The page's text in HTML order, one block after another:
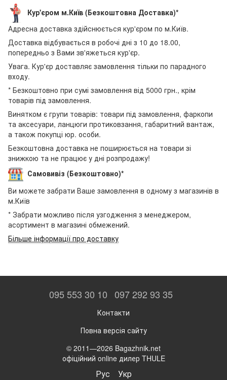
Кур'єром м.Київ (Безкоштовна Доставка)*
Адресна доставка здійснюється кур'єром по м.Київ.
Доставка відбувається в робочі дні з 10 до 18.00,
попередньо з Вами зв'яжеться кур'єр.
Увага. Кур'єр доставляє замовлення тільки по парадного
входу.
* Безкоштовно при сумі замовлення від 5000 грн., крім
товарів під замовлення.
Винятком є групи товарів: товари під замовлення, фаркопи
та аксесуари, ланцюги протиковзання, габаритний вантаж,
а також покупці юр. особи.
Безкоштовна доставка не поширюється на товари зі
знижкою та не працює у дні розпродажу!
Самовивіз (Безкоштовно)*
Ви можете забрати Ваше замовлення в одному з магазинів в
м.Київ
* Забрати можливо після узгодження з менеджером,
асортимент в магазині обмежений.
Більше інформації про доставку
095 553 30 10 097 292 93 35
Контакти
Повна версія сайту
© 2011—2026 Bagazhnik.net
офіційний online дилер THULE
Рус Укр